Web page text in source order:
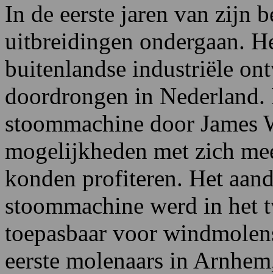
In de eerste jaren van zijn
uitbreidingen ondergaan.
buitenlandse industriële
doordrongen in
stoommachine door
mogelijkheden met zich
konden profiteren. Het
stoommachine werd in het
toepasbaar voor
eerste molenaars in